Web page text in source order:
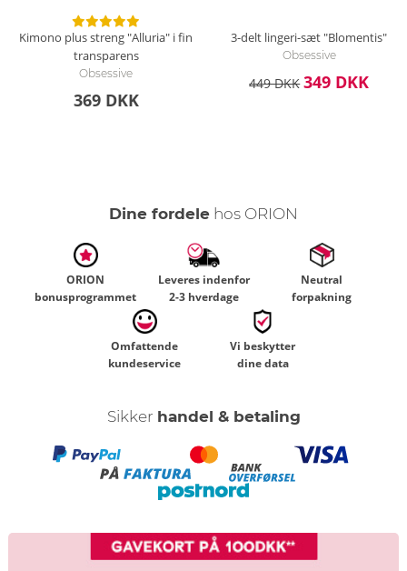
Kimono plus streng "Alluria" i fin
transparens
Obsessive
369 DKK
3-delt lingeri-sæt "Blomentis"
Obsessive
449 DKK 349 DKK
Dine fordele hos ORION
ORION
bonusprogrammet
Leveres indenfor
2-3 hverdage
Neutral
forpakning
Omfattende
kundeservice
Vi beskytter
dine data
Sikker handel & betaling